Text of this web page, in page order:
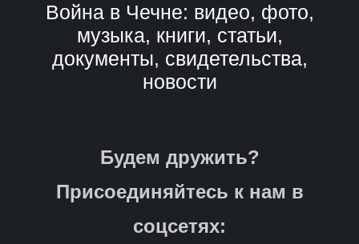
Война в Чечне: видео, фото,
музыка, книги, статьи,
документы, свидетельства,
новости
Будем дружить?
Присоединяйтесь к нам в
соцсетях: